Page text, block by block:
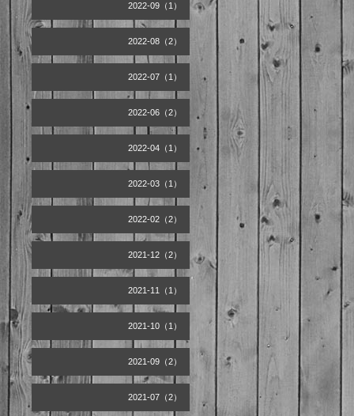
2022-09（1）
2022-08（2）
2022-07（1）
2022-06（2）
2022-04（1）
2022-03（1）
2022-02（2）
2021-12（2）
2021-11（1）
2021-10（1）
2021-09（2）
2021-07（2）